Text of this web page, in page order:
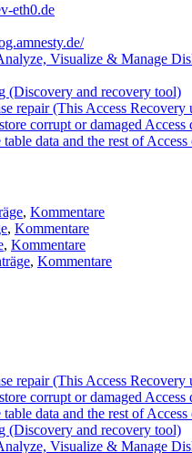
eth0.de
Visualize & Manage
(Discovery and recovery tool)
repair (This Access
corrupt or damaged Access
data and the rest of Access
, Kommentare
, Kommentare
, Kommentare
, Kommentare
repair (This Access
corrupt or damaged Access
data and the rest of Access
(Discovery and recovery tool)
Visualize & Manage